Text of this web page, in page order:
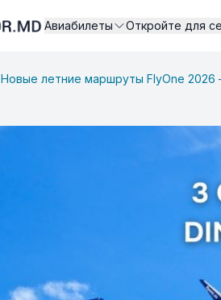
Авиабилеты Откройте для
Новые летние маршруты FlyOne 2026